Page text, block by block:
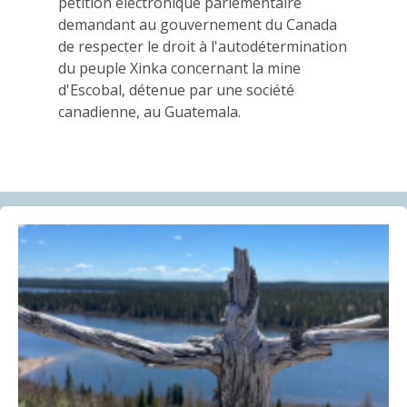
AMI(E)S DE MINES ALERTE
Réaction médiatique : Le gouvernement fédéral laisse
« l’important » poste d’Ombudsman canadien de la
responsabilité des entreprises vacant depuis un an,
COMMUNIQUÉ
Communiqué | Rapport accablant du VGQ sur les
minéraux critiques et stratégiques : la Coalition
Québec meilleure mine exige que des comptes soient
rendus aux Québécoises et aux Québécois
07.05.2026
BLOG ENTRY
demandant au gouvernement du Canada
de respecter le droit à l'autodétermination
du peuple Xinka concernant la mine
d'Escobal, détenue par une société
canadienne, au Guatemala.